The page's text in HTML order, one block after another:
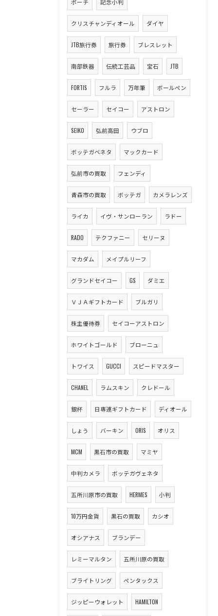
ポーチ 記念小判
クリスチャンディオール ダイヤ
JTB旅行券 旅行券 ブレスレット
南部鉄器 伝統工芸品 宝石 JTB
FORTIS フルラ 万年筆 ボールペン
セーラー セイコー アストロン
SEIKO 弘前高田 ウブロ
ボッテガベネタ マックカード
弘前市の買取 フェンディ
青森市の買取 ボッテガ カメラレンズ
ライカ イヴ・サンローラン ラドー
RADO テクファニー セリーヌ
マカダム メイプルリーフ
グランドセイコー GS ダミエ
ＶＪＡギフトカード ブルガリ
株主優待券 セイコーアストロン
ホワイトゴールド ブローニュ
トワイス GUCCI スピードマスター
CHANEL ラムスキン クレドール
銀杯 日専連ギフトカード ディオール
しょう バーキン ORIS オリス
MCM 黒石市の買取 マミヤ
中判カメラ ボッテガヴェネタ
五所川原市の買取 HERMES 小判
10万円金貨 黒石の買取 カシオ
オシアナス ブランデー
レミーマルタン 五所川原の買取
ブライトリング ペンタックス
ジッピーウォレット HAMILTON